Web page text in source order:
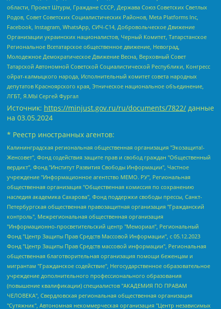
области, Проект Штурм, Граждане СССР, Держава Союз Советских Светлых
Родов, Совет Советских Социалистических Районов, Meta Platforms Inc,
Facebook, Instagram, WhatsApp, СИЧ-С14, Добровольческое Движение
Организации украинских националистов, Черный Комитет, Татарстанское
Региональное Всетатарское общественное движение, Невоград,
Молодежное Демократическое Движение Весна, Верховный Совет
Татарской Автономной Советской Социалистической Республики, Конгресс
ойрат-калмыцкого народа, Исполнительный комитет совета народных
депутатов Красноярского края, Этническое национальное объединение,
ЛГБТ, Я.МЫ Сергей Фургал
Источник: https://minjust.gov.ru/ru/documents/7822/ данные
на 03.05.2024
* Реестр иностранных агентов:
Калининградская региональная общественная организация "Экозащита!-Женсовет", Фонд содействия защите прав и свобод граждан "Общественный вердикт", Фонд "Институт Развития Свободы Информации", Частное учреждение "Информационное агентство МЕМО. РУ", Региональная общественная организация "Общественная комиссия по сохранению наследия академика Сахарова", Фонд поддержки свободы прессы, Санкт-Петербургская общественная правозащитная организация "Гражданский контроль", Межрегиональная общественная организация "Информационно-просветительский центр "Мемориал", Региональный Фонд "Центр Защиты Прав Средств Массовой Информации", с 05.12.2023 Фонд "Центр Защиты Прав Средств массовой информации", Региональная общественная благотворительная организация помощи беженцам и мигрантам "Гражданское содействие", Негосударственное образовательное учреждение дополнительного профессионального образования (повышение квалификации) специалистов "АКАДЕМИЯ ПО ПРАВАМ ЧЕЛОВЕКА", Свердловская региональная общественная организация "Сутяжник", Автономная некоммерческая организация "Центр независимых социологических исследований", Союз общественных объединений "Российский исследовательский центр по правам человека", Региональное общественное учреждение научно-информационный центр "МЕМОРИАЛ", Некоммерческая организация "Фонд защиты гласности", Автономная некоммерческая организация "Институт прав человека", Городская общественная организация "Екатеринбургское общество "МЕМОРИАЛ", Городская общественная организация "Рязанское историко-просветительское и правозащитное общество "Мемориал" (Рязанский Мемориал), Челябинский региональный орган общественной самодеятельности – женское общественное объединение "Женщины Евразии", Челябинский региональный орган общественной самодеятельности "Уральская правозащитная группа", Фонд содействия защите здоровья и социальной справедливости имени Андрея Рылькова, Автономная Некоммерческая Организация "Аналитический Центр Юрия Левады", Автономная некоммерческая организация социальной поддержки населения "Проект Апрель", Региональная общественная организация помощи женщинам и детям, находящимся в кризисной ситуации "Информационно-методический центр "Анна", Фонд содействия развитию массовых коммуникаций и правовому просвещению "Так-так-Так", Фонд содействия устойчивому развитию "Серебряная тайга", Свердловский региональный общественный фонд социальных проектов "Новое время", "Idel.Реалии", Кавказ.Реалии, Крым.Реалии, Телеканал Настоящее Время, Татаро-башкирская служба Радио Свобода (Azatliq Radiosi), Радио Свободная Европа/Радио Свобода (PCE/PC), "Сибирь.Реалии", "Фактограф", Благотворительный фонд помощи осужденным и их семьям, Автономная некоммерческая организация "Институт глобализации и социальных движений", Фонд "В защиту прав заключенных", Частное учреждение "Центр поддержки и содействия развитию средств массовой информации", Пензенский региональный общественный благотворительный фонд "Гражданский союз", "Север.Реалии", Некоммерческая организация Фонд "Правовая инициатива", Общество с ограниченной ответственностью "Радио Свободная Европа/Радио Свобода", Чешское информационное агентство "MEDIUM-ORIENT", Красноярская региональная общественная организация "Мы против СПИДа", Камалягин Денис Николаевич, Маркелов Сергей Евгеньевич, Пономарев Лев Александрович, Савицкая Людмила Алексеевна, Автономная некоммерческая организация "Центр по работе с проблемой насилия "НАСИЛИЮ.НЕТ", Межрегиональный профессиональный союз работников здравоохранения "Альянс врачей", Юридическое лицо, зарегистрированное в Латвийской Республике, SIA "Medusa Project" (регистрационный номер 40103797863, дата регистрации 10.06.2014), Некоммерческая организация "Фонд по борьбе с коррупцией", Автономная некоммерческая организация "Институт права и публичной политики", Баданин Роман Сергеевич, Гликин Максим Александрович, Железнова Мария Михайловна, Лукьянова Юлия Сергеевна, Маетная Елизавета Витальевна, Маняхин Петр Борисович, Чуракова Ольга Владимировна, Ярош Юлия Петровна, Юридическое лицо "The Insider SIA", зарегистрированное в Риге, Латвийская Республика (дата регистрации 26.06.2015), являющееся администратором доменного имени интернет-издания "The Insider SIA", https://theins.ru, Постернак Алексей Евгеньевич, Рубин Михаил Аркадьевич, Анин Роман Александрович, Юридическое лицо Istories fonds, зарегистрированное в Латвийской Республике (регистрационный номер 50008295751, дата регистрации 24.02.2020), Великовский Дмитрий Александрович, Долинина Ирина Николаевна, Мароховская Алеся Алексеевна, Шлейнов Роман Юрьевич, Шмагун Олеся Валентиновна, Общество с ограниченной ответственностью "Альтаир 2021", Общество с ограниченной ответственностью "Вега 2021", Общество с ограниченной ответственностью "Главный редактор 2021", Общество с ограниченной ответственностью "Ромашки монолит", Важенков Артем Валерьевич, Ивановская областная общественная организация "Центр гендерных исследований", Гурман Юрий Альбертович, Медиапроект "ОВД-Инфо", Егоров Владимир Владимирович, Жилинский Владимир Александрович, Общество с ограниченной ответственностью "ЗП", Иванова София Юрьевна, Карезина Инна Павловна, Кильтау Екатерина Викторовна, Петров Алексей Викторович, Пискунов Сергей Евгеньевич, Смирнов Сергей Сергеевич, Тихонов Михаил Сергеевич, Общество с ограниченной ответственностью "ЖУРНАЛИСТ-ИНОСТРАННЫЙ АГЕНТ", Арапова Галина Юрьевна, Вольтская Татьяна Анатольевна, Американская компания "Mason G.E.S. Anonymous Foundation" (США), являющаяся владельцем интернет-издания https://mnews.world/, Компания "Stichting Bellingcat", зарегистрированная в Нидерландах (дата регистрации 11.07.2018), Захаров Андрей Вячеславович, Клепиковская Екатерина Дмитриевна, Общество с ограниченной ответственностью "МЕМО", Перл Роман Александрович, Симонов Евгений Алексеевич, Соловьева Елена Анатольевна, Сотников Даниил Владимирович, Сурначева Елизавета Дмитриевна, Автономная некоммерческая организация по защите прав человека и информированию населения "Якутия – Наше Мнение", Общество с ограниченной ответственностью "Москоу диджитал медиа", с 26.01.2023 Общество с ограниченной ответственностью "Чайка Белые сады", Ветошкина Валерия Валерьевна, Заговора Максим Александрович, Межрегиональное общественное движение "Российская ЛГБТ - сеть", Оленичев Максим Владимирович, Павлов Иван Юрьевич, Скворцова Елена Сергеевна, Общество с ограниченной ответственностью "Как бы инагент", Кочетков Игорь Викторович, Общество с ограниченной ответственностью "Честные выборы", Еланчик Олег Александрович, Общество с ограниченной ответственностью "Нобелевский призыв", Гималова Регина Эмилевна, Григорьев Андрей Валерьевич, Григорьева Алина Александровна, Ассоциация по содействию защите прав призывников, альтернативнослужащих и военнослужащих "Правозащитная группа "Гражданин.Армия.Право", Хисамова Регина Фаритовна, Автономная некоммерческая организация по реализации социально-правовых программ "Лилит", Дальневосточное общественное движение "Маяк", Санкт-Петербургская ЛГБТ-инициативная группа "Выход", Инициативная группа ЛГБТ+ "Реверс", Алексеев Андрей Викторович, Бекбулатова Таисия Львовна, Беляев Иван Михайлович, Владыкина Елена Сергеевна, Гельман Марат Александрович, Никульшина Вероника Юрьевна, Толоконникова Надежда Андреевна, Шендерович Виктор Анатольевич, Общество с ограниченной ответственностью "Данное сообщение", Общество с ограниченной ответственностью Издательский дом "Новая глава", Айнбиндер Александра Александровна, Московский комьюнити-центр для ЛГБТ+инициатив, Благотворительный фонд развития филантропии, Deutsche Welle (Германия, Kurt-Schumacher-Strasse 3, 53113 Bonn), Борзунова Мария Михайловна, Воробьев Виктор Викторович, Голубева Анна Львовна, Константинова Алла Михайловна, Малкова Ирина Владимировна, Мурадов Мурад Абдулгалимович, Осетинская Елизавета Николаевна, Понасенков Евгений Николаевич, Ганапольский Матвей Юрьевич, Киселев Евгений Алексеевич, Борухович Ирина Григорьевна, Дремин Иван Тимофеевич, Дубровский Дмитрий Викторович, Красноярская региональная общественная организация поддержки и развития альтернативных образовательных технологий и межкультурных коммуникаций "ИНТЕРРА", Маяковская Екатерина Алексеевна, Фейгин Марк Захарович, Филимонов Андрей Викторович, Дзугкоева Регина Николаевна, Доброхотов Роман Александрович, Дудь Юрий Александрович, Елкин Сергей Владимирович, Кругликов Кирилл Игоревич, Сабунаева Мария Леонидовна, Семенов Алексей Владимирович, Шаинян Карен Багратович, Шульман Екатерина Михайловна, Асафьев Артур Валерьевич, Вахштайн Виктор Семенович, Венедиктов Алексей Алексеевич, Лушникова Екатерина Евгеньевна, Волков Леонид Михайлович, Невзоров Александр Глебович, Пархоменко Сергей Борисович, Сироткин Ярослав Николаевич, Кара-Мурза Владимир Владимирович, Баранова Наталья Владимировна, Гозман Леонид Яковлевич, Кагарлицкий Борис Юльевич, Климарев Михаил Валерьевич, Милов Владимир Станиславович, Автономная некоммерческая организация Краснодарский центр современного искусства "Типография", Моргенштерн Алишер Тагирович, Соболь Любовь Эдуардовна, Общество с ограниченной ответственностью "ЛИЗА НОРМ", Каспаров Гарри Кимович, Ходорковский Михаил Борисович, Общество с ограниченной ответственностью "Апрельские тезисы", Данилович Ирина Брониславовна, Кашин Олег Владимирович, Петров Николай Владимирович, Пивоваров Алексей Владимирович, Соколов Михаил Владимирович, Цветкова Юлия Владимировна, Чичваркин Евгений Александрович, Комитет против пыток/Команда против пыток, Общество с ограниченной ответственностью "Первый научный", Общество с ограниченной ответственностью "Вертолет и ко", Белоцерковская Вероника Борисовна, Кац Максим Евгеньевич, Лазарева Татьяна Юрьевна, Шаведдинов Руслан Табризович, Яшин Илья Валерьевич, Общество с ограниченной ответственностью "Иноагент ААВ", Алешковский Дмитрий Петрович, Альбац Евгения Марковна, Быков Дмитрий Львович, Галямина Юлия Евгеньевна, Лойко Сергей Леонидович, Мартынов Кирилл Константинович, Медведев Сергей Александрович, Крашенинников Федор Геннадиевич, Гордеева Катерина Вл